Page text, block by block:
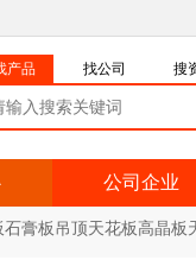
产品 找公司 搜
公司企业
石膏板吊顶天花板高晶